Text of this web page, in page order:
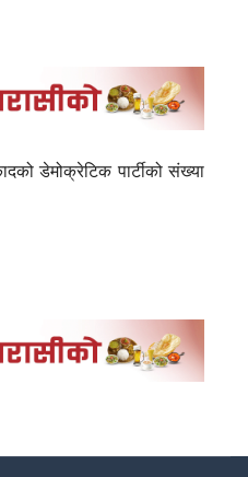
डेमोक्रेटिक पार्टीको संख्या